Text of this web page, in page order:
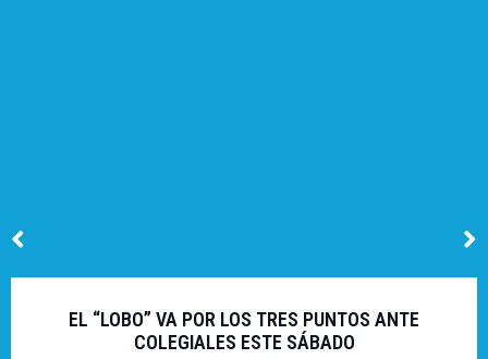
EL “LOBO” VA POR LOS TRES PUNTOS ANTE
COLEGIALES ESTE SÁBADO